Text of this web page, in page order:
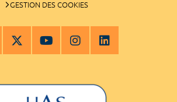
GESTION DES COOKIES